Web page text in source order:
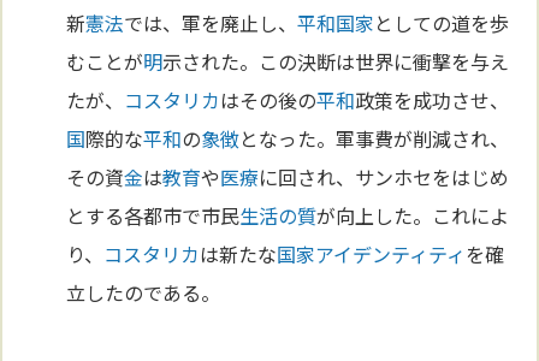
新憲法では、軍を廃止し、平和国家としての道を歩
むことが明示された。この決断は世界に衝撃を与え
たが、 コスタリカはその後の平和政策を成功させ、
国際的な平和の象徴となった。軍事費が削減され、
その資金は教育や医療に回され、サンホセをはじめ
とする各都市で市民生活の質が向上した。これによ
り、 コスタリカは新たな国家アイデンティティを確
立したのである。